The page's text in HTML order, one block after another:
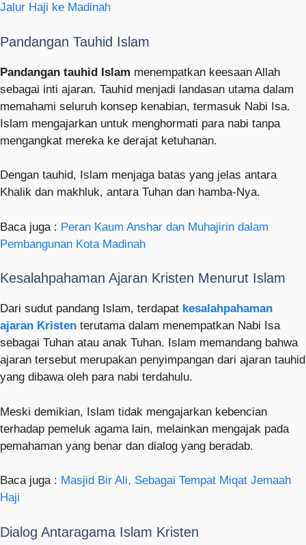
Jalur Haji ke Madinah
Pandangan Tauhid Islam
Pandangan tauhid Islam menempatkan keesaan Allah
sebagai inti ajaran. Tauhid menjadi landasan utama dalam
memahami seluruh konsep kenabian, termasuk Nabi Isa.
Islam mengajarkan untuk menghormati para nabi tanpa
mengangkat mereka ke derajat ketuhanan.
Dengan tauhid, Islam menjaga batas yang jelas antara
Khalik dan makhluk, antara Tuhan dan hamba-Nya.
Baca juga : Peran Kaum Anshar dan Muhajirin dalam
Pembangunan Kota Madinah
Kesalahpahaman Ajaran Kristen Menurut Islam
Dari sudut pandang Islam, terdapat kesalahpahaman
ajaran Kristen terutama dalam menempatkan Nabi Isa
sebagai Tuhan atau anak Tuhan. Islam memandang bahwa
ajaran tersebut merupakan penyimpangan dari ajaran tauhid
yang dibawa oleh para nabi terdahulu.
Meski demikian, Islam tidak mengajarkan kebencian
terhadap pemeluk agama lain, melainkan mengajak pada
pemahaman yang benar dan dialog yang beradab.
Baca juga : Masjid Bir Ali, Sebagai Tempat Miqat Jemaah
Haji
Dialog Antaragama Islam Kristen